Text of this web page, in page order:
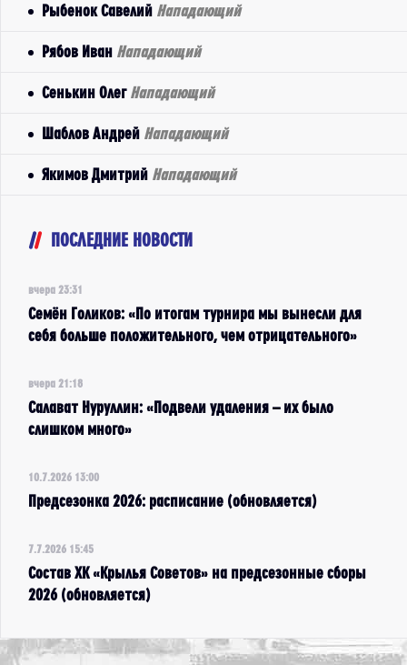
Рыбенок Савелий Нападающий
Рябов Иван Нападающий
Сенькин Олег Нападающий
Шаблов Андрей Нападающий
Якимов Дмитрий Нападающий
ПОСЛЕДНИЕ НОВОСТИ
вчера 23:31
Семён Голиков: «По итогам турнира мы вынесли для
себя больше положительного, чем отрицательного»
вчера 21:18
Салават Нуруллин: «Подвели удаления – их было
слишком много»
10.7.2026 13:00
Предсезонка 2026: расписание (обновляется)
7.7.2026 15:45
Состав ХК «Крылья Советов» на предсезонные сборы
2026 (обновляется)